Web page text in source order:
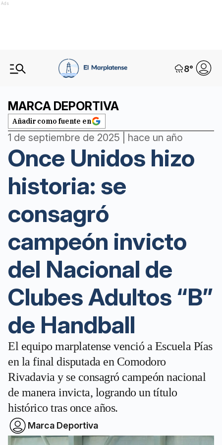
Ads
8°
MARCA DEPORTIVA
Añadir como fuente en
1 de septiembre de 2025 | hace un año
Once Unidos hizo
historia: se
consagró
campeón invicto
del Nacional de
Clubes Adultos “B”
de Handball
El equipo marplatense venció a Escuela Pías
en la final disputada en Comodoro
Rivadavia y se consagró campeón nacional
de manera invicta, logrando un título
histórico tras once años.
Marca Deportiva